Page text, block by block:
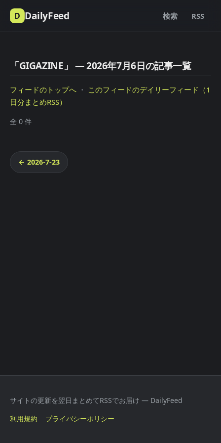
D DailyFeed 検索 RSS
「GIGAZINE」 — 2026年7月6日の記事一覧
フィードのトップへ ・ このフィードのデイリーフィード（1
日分まとめRSS）
全 0 件
← 2026-7-23
サイトの更新を翌日まとめてRSSでお届け — DailyFeed
利用規約
プライバシーポリシー